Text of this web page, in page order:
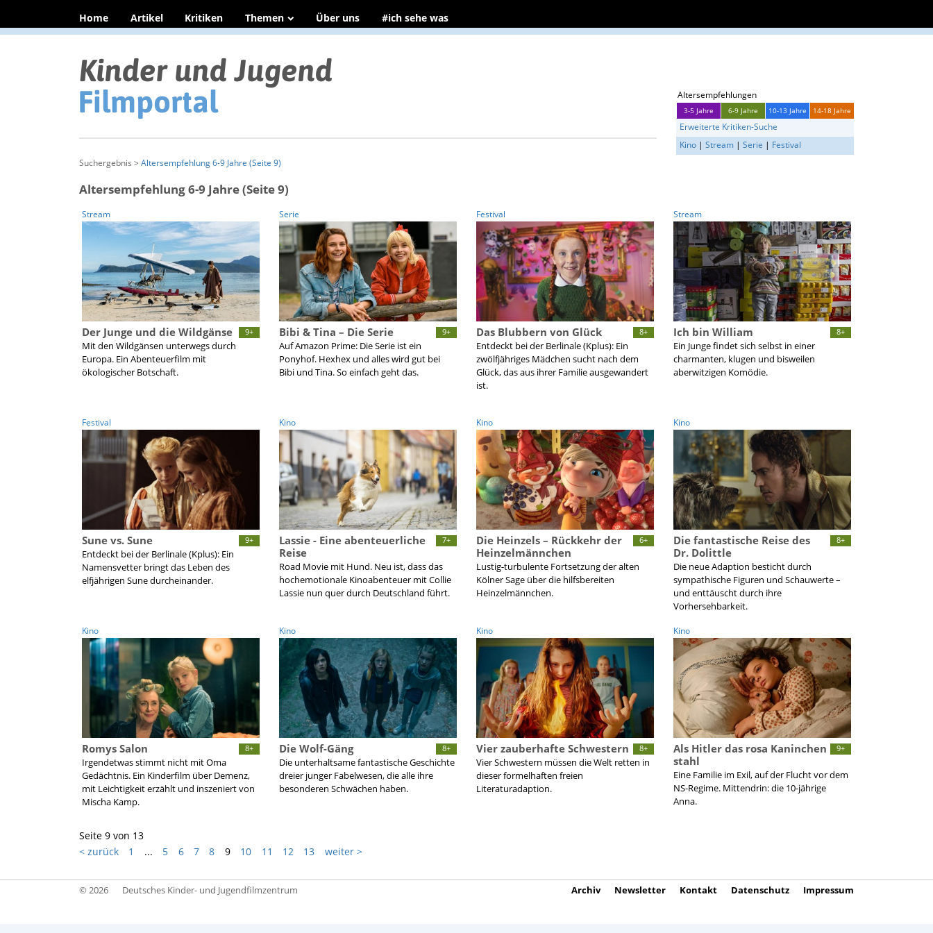
Home Artikel Kritiken Themen Über uns #ich sehe was
Altersempfehlungen
3-5 Jahre 6-9 Jahre 10-13 Jahre 14-18 Jahre
Erweiterte Kritiken-Suche
Kino | Stream | Serie | Festival
Suchergebnis > Altersempfehlung 6-9 Jahre (Seite 9)
Altersempfehlung 6-9 Jahre (Seite 9)
Stream
9+
Der Junge und die Wildgänse
Mit den Wildgänsen unterwegs durch
Europa. Ein Abenteuerfilm mit
ökologischer Botschaft.
Serie
9+
Bibi & Tina – Die Serie
Auf Amazon Prime: Die Serie ist ein
Ponyhof. Hexhex und alles wird gut bei
Bibi und Tina. So einfach geht das.
Festival
8+
Das Blubbern von Glück
Entdeckt bei der Berlinale (Kplus): Ein
zwölfjähriges Mädchen sucht nach dem
Glück, das aus ihrer Familie ausgewandert
ist.
Stream
8+
Ich bin William
Ein Junge findet sich selbst in einer
charmanten, klugen und bisweilen
aberwitzigen Komödie.
Festival
9+
Sune vs. Sune
Entdeckt bei der Berlinale (Kplus): Ein
Namensvetter bringt das Leben des
elfjährigen Sune durcheinander.
Kino
7+
Lassie - Eine abenteuerliche
Reise
Road Movie mit Hund. Neu ist, dass das
hochemotionale Kinoabenteuer mit Collie
Lassie nun quer durch Deutschland führt.
Kino
6+
Die Heinzels – Rückkehr der
Heinzelmännchen
Lustig-turbulente Fortsetzung der alten
Kölner Sage über die hilfsbereiten
Heinzelmännchen.
Kino
8+
Die fantastische Reise des
Dr. Dolittle
Die neue Adaption besticht durch
sympathische Figuren und Schauwerte –
und enttäuscht durch ihre
Vorhersehbarkeit.
Kino
8+
Romys Salon
Irgendetwas stimmt nicht mit Oma
Gedächtnis. Ein Kinderfilm über Demenz,
mit Leichtigkeit erzählt und inszeniert von
Mischa Kamp.
Kino
8+
Die Wolf-Gäng
Die unterhaltsame fantastische Geschichte
dreier junger Fabelwesen, die alle ihre
besonderen Schwächen haben.
Kino
8+
Vier zauberhafte Schwestern
Vier Schwestern müssen die Welt retten in
dieser formelhaften freien
Literaturadaption.
Kino
9+
Als Hitler das rosa Kaninchen
stahl
Eine Familie im Exil, auf der Flucht vor dem
NS-Regime. Mittendrin: die 10-jährige
Anna.
Seite 9 von 13
< zurück
1 ... 5 6 7 8 9 10 11 12 13 weiter >
© 2026 Deutsches Kinder- und Jugendfilmzentrum Archiv Newsletter Kontakt Datenschutz Impressum